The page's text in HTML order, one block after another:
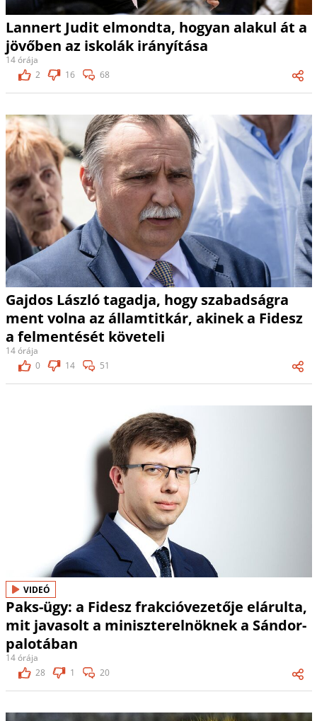
Lannert Judit elmondta, hogyan alakul át a
jövőben az iskolák irányítása
14 órája
2
16 68
Gajdos László tagadja, hogy szabadságra
ment volna az államtitkár, akinek a Fidesz
a felmentését követeli
14 órája
0
14 51
VIDEÓ
Paks-ügy: a Fidesz frakcióvezetője elárulta,
mit javasolt a miniszterelnöknek a Sándor-
palotában
14 órája
28
1 20